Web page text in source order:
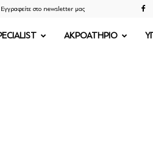
Εγγραφείτε στο newsletter μας
ΑΚΡΟΑΤΗΡΙΟ